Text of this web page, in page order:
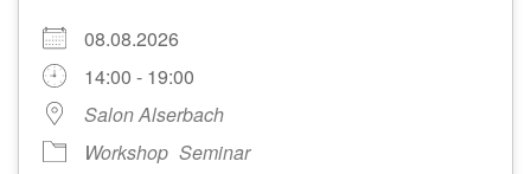
08.08.2026
14:00 - 19:00
Salon Alserbach
Workshop Seminar